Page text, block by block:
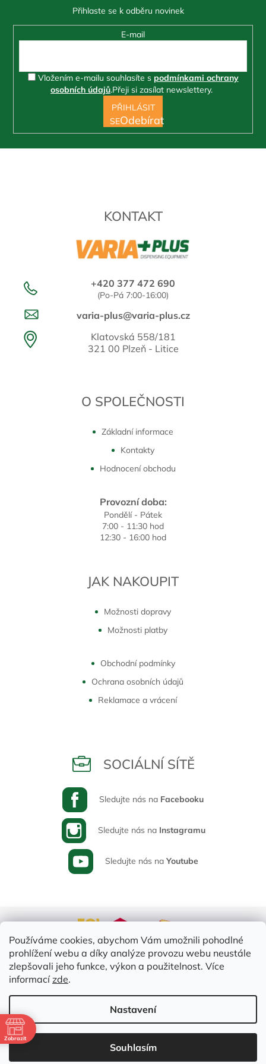
Používáme cookies, abychom Vám umožnili pohodlné
prohlížení webu a díky analýze provozu webu neustále
zlepšovali jeho funkce, výkon a použitelnost. Více
informacízde.
Nastavení
Souhlasím
KONTAKT
+420 377 472 690
(Po-Pá 7:00-16:00)
varia-plus@varia-plus.cz
Klatovská 558/181
321 00 Plzeň - Litice
O SPOLEČNOSTI
Základní informace
Kontakty
Hodnocení obchodu
Provozní doba:
Pondělí - Pátek
7:00 - 11:30 hod
12:30 - 16:00 hod
JAK NAKOUPIT
Možnosti dopravy
Možnosti platby
Obchodní podmínky
Ochrana osobních údajů
Reklamace a vrácení
SOCIÁLNÍ SÍTĚ
Sledujte nás na Facebooku
Sledujte nás na Instagramu
Sledujte nás na Youtube
E-mail
Vložením e-mailu souhlasíte s podmínkami ochrany
osobních údajů.Přeji si zasílat newslettery.
PŘIHLÁSIT
SE
Copyright 2026
nastavení cookies
Zobrazit